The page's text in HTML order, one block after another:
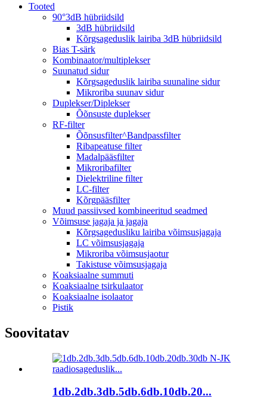
Tooted
90°3dB hübriidsild
3dB hübriidsild
Kõrgsageduslik lairiba 3dB hübriidsild
Bias T-särk
Kombinaator/multiplekser
Suunatud sidur
Kõrgsageduslik lairiba suunaline sidur
Mikroriba suunav sidur
Duplekser/Diplekser
Õõnsuste duplekser
RF-filter
Õõnsusfilter^Bandpassfilter
Ribapeatuse filter
Madalpääsfilter
Mikroribafilter
Dielektriline filter
LC-filter
Kõrgpääsfilter
Muud passiivsed kombineeritud seadmed
Võimsuse jagaja ja jagaja
Kõrgsagedusliku lairiba võimsusjagaja
LC võimsusjagaja
Mikroriba võimsusjaotur
Takistuse võimsusjagaja
Koaksiaalne summuti
Koaksiaalne tsirkulaator
Koaksiaalne isolaator
Pistik
Soovitatav
1db.2db.3db.5db.6db.10db.20...